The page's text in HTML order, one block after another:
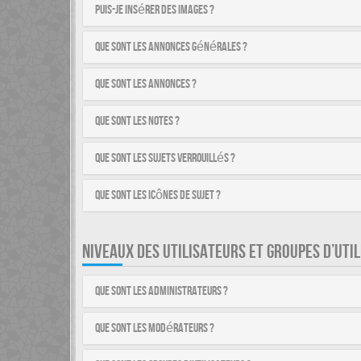
Puis-je insérer des images ?
Que sont les annonces générales ?
Que sont les annonces ?
Que sont les notes ?
Que sont les sujets verrouillés ?
Que sont les icônes de sujet ?
NIVEAUX DES UTILISATEURS ET GROUPES
Que sont les administrateurs ?
Que sont les modérateurs ?